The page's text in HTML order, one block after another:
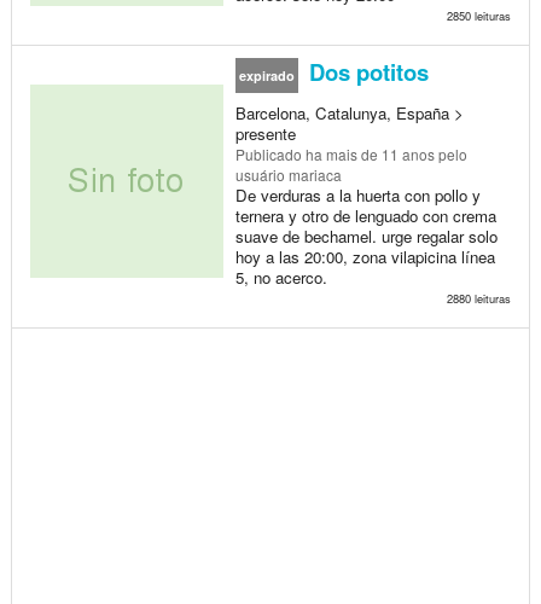
2850 leituras
expirado Dos potitos
Barcelona, Catalunya, España >
presente
Publicado ha mais de 11 anospelo
usuário mariaca
De verduras a la huerta con pollo y
ternera y otro de lenguado con crema
suave de bechamel. urge regalar solo
hoy a las 20:00, zona vilapicina línea
5, no acerco.
2880 leituras